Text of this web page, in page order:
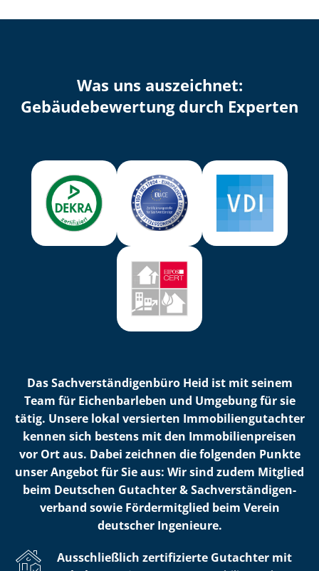
Was uns auszeichnet:
Ge­bäu­de­be­wer­tung durch Experten
Das Sach­ver­stän­di­gen­bü­ro Heid ist mit seinem
Team für Eichenbarleben und Umgebung für sie
tätig. Unsere lokal versierten Im­mo­bi­li­en­gut­ach­ter
kennen sich bestens mit den Im­mo­bi­li­en­prei­sen
vor Ort aus. Dabei zeichnen die folgenden Punkte
unser Angebot für Sie aus: Wir sind zudem Mitglied
beim Deutschen Gutachter & Sach­ver­stän­di­gen­
ver­band sowie Fördermitglied beim Verein
deutscher Ingenieure.
Ausschließlich zertifizierte Gutachter mit